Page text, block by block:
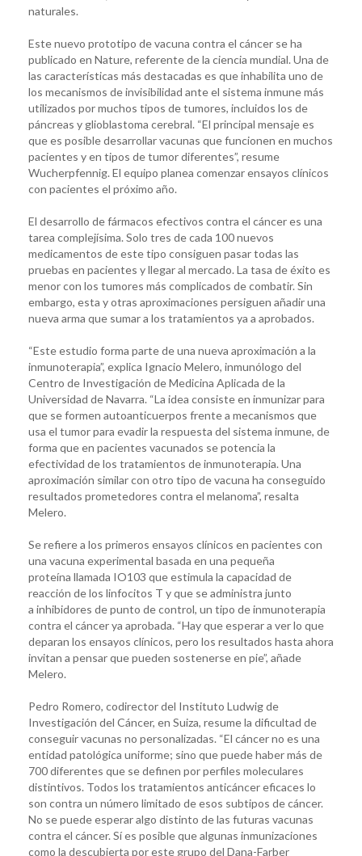
naturales.
Este nuevo prototipo de vacuna contra el cáncer se ha
publicado en Nature, referente de la ciencia mundial. Una de
las características más destacadas es que inhabilita uno de
los mecanismos de invisibilidad ante el sistema inmune más
utilizados por muchos tipos de tumores, incluidos los de
páncreas y glioblastoma cerebral. “El principal mensaje es
que es posible desarrollar vacunas que funcionen en muchos
pacientes y en tipos de tumor diferentes”, resume
Wucherpfennig. El equipo planea comenzar ensayos clínicos
con pacientes el próximo año.
El desarrollo de fármacos efectivos contra el cáncer es una
tarea complejísima. Solo tres de cada 100 nuevos
medicamentos de este tipo consiguen pasar todas las
pruebas en pacientes y llegar al mercado. La tasa de éxito es
menor con los tumores más complicados de combatir. Sin
embargo, esta y otras aproximaciones persiguen añadir una
nueva arma que sumar a los tratamientos ya a aprobados.
“Este estudio forma parte de una nueva aproximación a la
inmunoterapia”, explica Ignacio Melero, inmunólogo del
Centro de Investigación de Medicina Aplicada de la
Universidad de Navarra. “La idea consiste en inmunizar para
que se formen autoanticuerpos frente a mecanismos que
usa el tumor para evadir la respuesta del sistema inmune, de
forma que en pacientes vacunados se potencia la
efectividad de los tratamientos de inmunoterapia. Una
aproximación similar con otro tipo de vacuna ha conseguido
resultados prometedores contra el melanoma”, resalta
Melero.
Se refiere a los primeros ensayos clínicos en pacientes con
una vacuna experimental basada en una pequeña
proteína llamada IO103 que estimula la capacidad de
reacción de los linfocitos T y que se administra junto
a inhibidores de punto de control, un tipo de inmunoterapia
contra el cáncer ya aprobada. “Hay que esperar a ver lo que
deparan los ensayos clínicos, pero los resultados hasta ahora
invitan a pensar que pueden sostenerse en pie”, añade
Melero.
Pedro Romero, codirector del Instituto Ludwig de
Investigación del Cáncer, en Suiza, resume la dificultad de
conseguir vacunas no personalizadas. “El cáncer no es una
entidad patológica uniforme; sino que puede haber más de
700 diferentes que se definen por perfiles moleculares
distintivos. Todos los tratamientos anticáncer eficaces lo
son contra un número limitado de esos subtipos de cáncer.
No se puede esperar algo distinto de las futuras vacunas
contra el cáncer. Sí es posible que algunas inmunizaciones
como la descubierta por este grupo del Dana-Farber